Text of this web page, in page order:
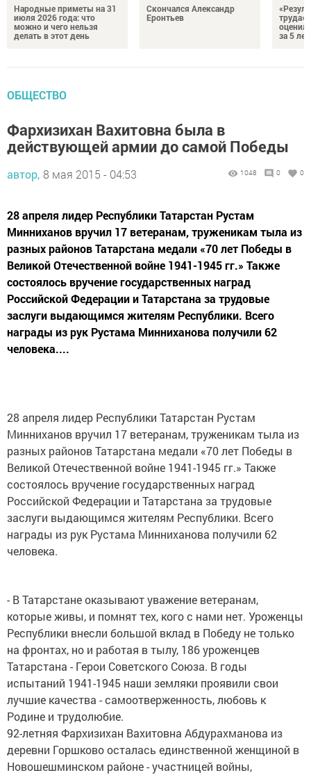
Народные приметы на 31
июля 2026 года: что
можно и чего нельзя
делать в этот день
Скончался Александр
Еронтьев
за 5 лет
ОБЩЕСТВО
Фархизихан Вахитовна была в
действующей армии до самой Победы
автор, 8 мая 2015 - 04:53 1048 0 0
28 апреля лидер Республики Татарстан Рустам
Минниханов вручил 17 ветеранам, труженикам тыла из
разных районов Татарстана медали «70 лет Победы в
Великой Отечественной войне 1941-1945 гг.» Также
состоялось вручение государственных наград
Российской Федерации и Татарстана за трудовые
заслуги выдающимся жителям Республики. Всего
награды из рук Рустама Минниханова получили 62
человека....
28 апреля лидер Республики Татарстан Рустам
Минниханов вручил 17 ветеранам, труженикам тыла из
разных районов Татарстана медали «70 лет Победы в
Великой Отечественной войне 1941-1945 гг.» Также
состоялось вручение государственных наград
Российской Федерации и Татарстана за трудовые
заслуги выдающимся жителям Республики. Всего
награды из рук Рустама Минниханова получили 62
человека.
- В Татарстане оказывают уважение ветеранам,
которые живы, и помнят тех, кого с нами нет. Уроженцы
Республики внесли большой вклад в Победу не только
на фронтах, но и работая в тылу, 186 уроженцев
Татарстана - Герои Советского Союза. В годы
испытаний 1941-1945 наши земляки проявили свои
лучшие качества - самоотверженность, любовь к
Родине и трудолюбие.
92-летняя Фархизихан Вахитовна Абдурахманова из
деревни Горшково осталась единственной женщиной в
Новошешминском районе - участницей войны,